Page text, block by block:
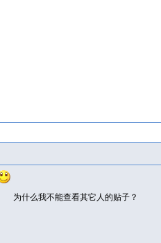
为什么我不能查看其它人的贴子？